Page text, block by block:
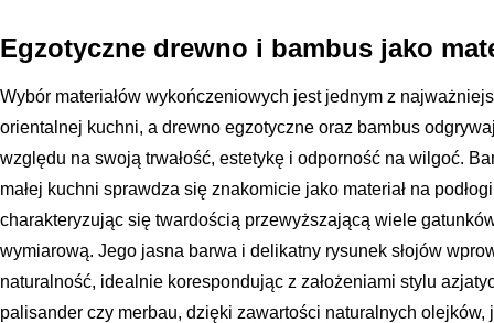
Egzotyczne drewno i bambus jako
Wybór materiałów wykończeniowych jest jednym z
orientalnej kuchni, a drewno egzotyczne oraz bambus
względu na swoją trwałość, estetykę i odporność na wilgoć.
małej kuchni sprawdza się znakomicie jako materiał na
charakteryzując się twardością przewyższającą wiele
wymiarową. Jego jasna barwa i delikatny rysunek słojów
naturalność, idealnie korespondując z założeniami stylu
palisander czy merbau, dzięki zawartości naturalnych olejków,